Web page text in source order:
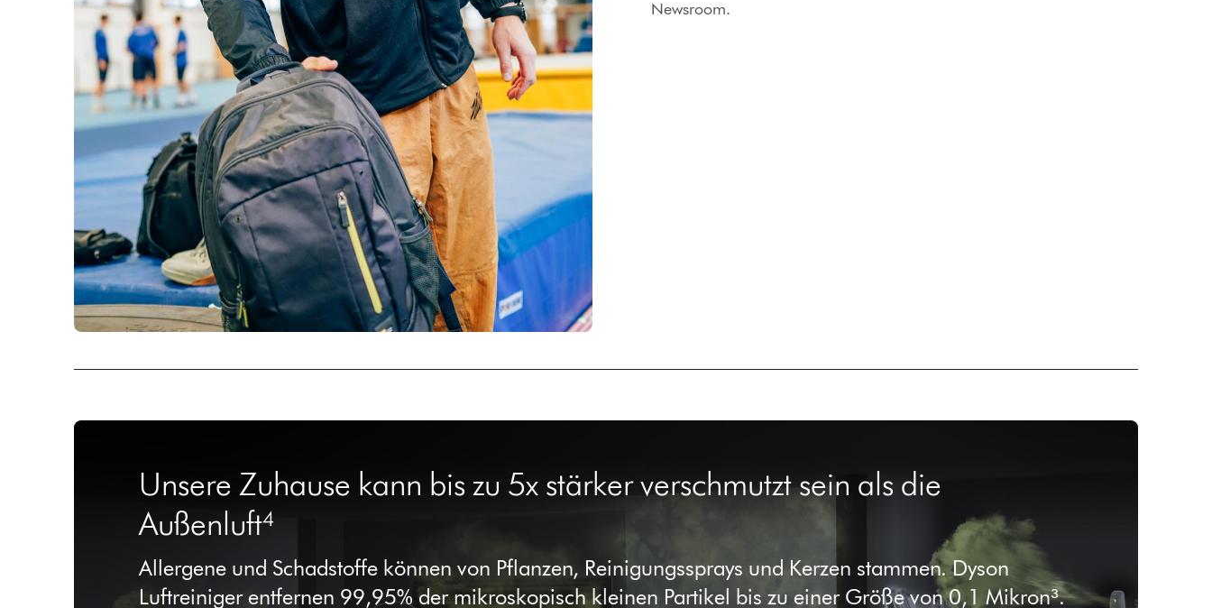
Newsroom.
Unsere Zuhause kann bis zu 5x stärker verschmutzt sein als die
Außenluft⁴
Allergene und Schadstoffe können von Pflanzen, Reinigungssprays und Kerzen stammen. Dyson
Luftreiniger entfernen 99,95% der mikroskopisch kleinen Partikel bis zu einer Größe von 0,1 Mikron³.